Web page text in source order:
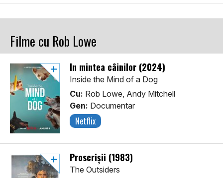
Filme cu Rob Lowe
În mintea câinilor (2024)
Inside the Mind of a Dog
Cu: Rob Lowe, Andy Mitchell
Gen: Documentar
Netflix
Proscrișii (1983)
The Outsiders